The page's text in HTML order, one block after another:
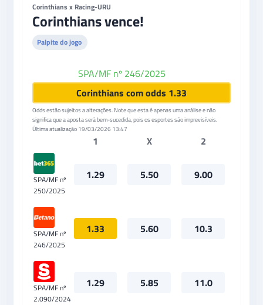
Corinthians x Racing-URU
Corinthians vence!
Palpite do jogo
SPA/MF nº 246/2025
Corinthians com odds 1.33
Odds estão sujeitos a alterações. Note que esta é apenas uma análise e não
significa que a aposta será bem-sucedida, pois os esportes são imprevisíveis.
Última atualização 19/03/2026 13:47
1 X 2
SPA/MF nº
250/2025
1.29 5.50 9.00
SPA/MF nº
246/2025
1.33 5.60 10.3
SPA/MF nº
2.090/2024
1.29 5.85 11.0